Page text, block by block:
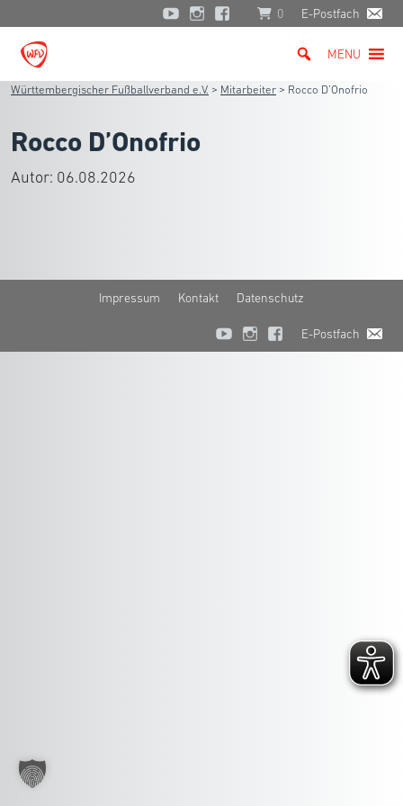
0 E-Postfach
MENU
Württembergischer Fußballverband e.V. > Mitarbeiter > Rocco D’Onofrio
Rocco D’Onofrio
Autor: 06.08.2026
Impressum Kontakt Datenschutz
E-Postfach